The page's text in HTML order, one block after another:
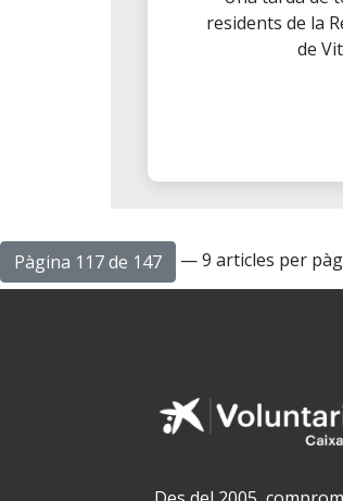
residents de la
de
Pàgina 117 de 147 — 9 articles per